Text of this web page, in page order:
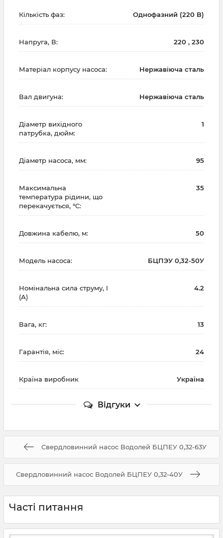
Кількість фаз: Однофазний (220 В)
Напруга, В: 220 , 230
Матеріал корпусу насоса: Нержавіюча сталь
Вал двигуна: Нержавіюча сталь
Діаметр вихідного
патрубка, дюйм:
1
Діаметр насоса, мм: 95
Максимальна
температура рідини, що
перекачується, °С:
35
Довжина кабелю, м: 50
Модель насоса: БЦПЭУ 0,32-50У
Номінальна сила струму, I
(А)
4.2
Вага, кг: 13
Гарантія, міс: 24
Країна виробник Україна
Відгуки
Свердловинний насос Водолей БЦПЕУ 0,32-63У
Свердловинний насос Водолей БЦПЕУ 0,32-40У
Часті питання